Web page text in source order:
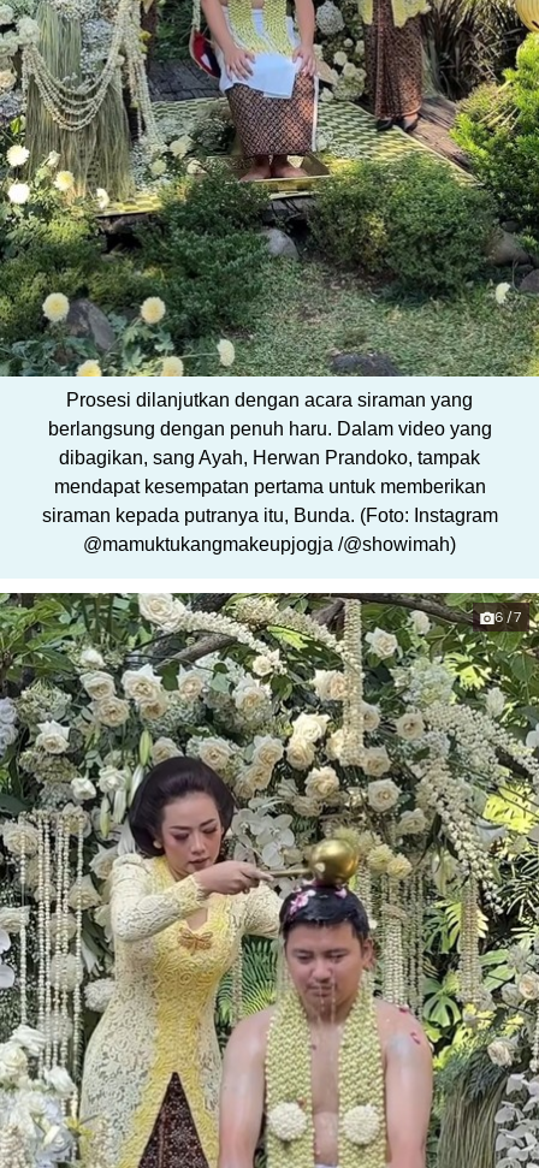
Prosesi dilanjutkan dengan acara siraman yang
berlangsung dengan penuh haru. Dalam video yang
dibagikan, sang Ayah, Herwan Prandoko, tampak
mendapat kesempatan pertama untuk memberikan
siraman kepada putranya itu, Bunda. (Foto: Instagram
@mamuktukangmakeupjogja /@showimah)
6/7